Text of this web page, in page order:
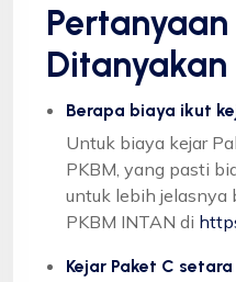
Ditanyakan
Berapa biaya ikut
Untuk biaya kejar
PKBM, yang pasti
untuk lebih jelasnya
PKBM INTAN di
Kejar Paket C